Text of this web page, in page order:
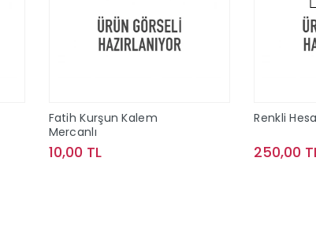
Fatih Kurşun Kalem
Mercanlı
10,00 TL
Renkli
250,00